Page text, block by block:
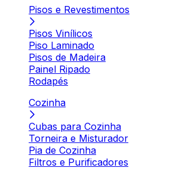
Pisos e Revestimentos
Pisos Vinílicos
Piso Laminado
Pisos de Madeira
Painel Ripado
Rodapés
Cozinha
Cubas para Cozinha
Torneira e Misturador
Pia de Cozinha
Filtros e Purificadores